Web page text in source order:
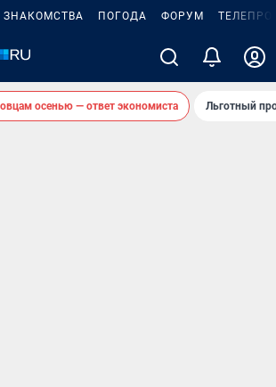
ЗНАКОМСТВА ПОГОДА ФОРУМ
осенью — ответ экономиста Льготный